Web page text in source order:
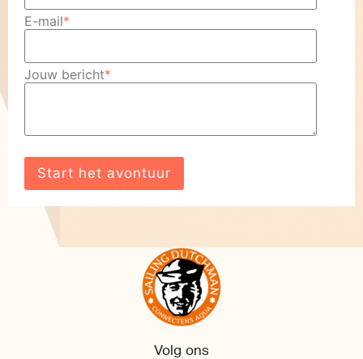
E-mail*
Jouw bericht*
Volg ons